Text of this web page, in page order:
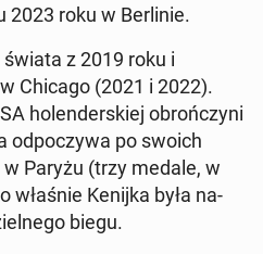
2023 roku w Berlin­ie.
z 2019 roku i
Chicago (2021 i 2022).
holen­der­skiej obrończyni
odpoczy­wa po swoich
Paryżu (trzy medale, w
właśnie Kenijka była na­
biegu.